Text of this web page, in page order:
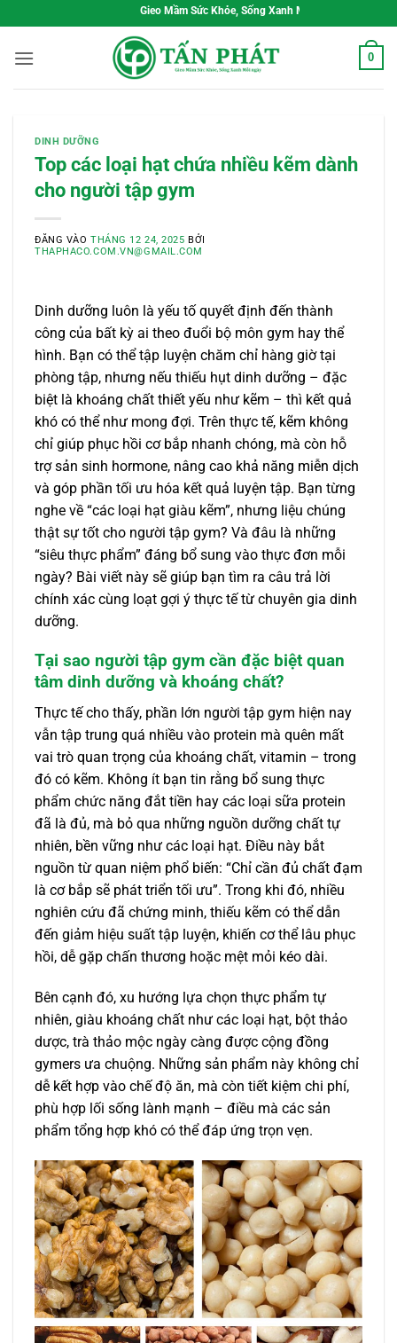
qua
nội
Gieo Mầm Sức Khỏe, Sống Xanh Mỗi Ngày
0
DINH DƯỠNG
Top các loại hạt chứa nhiều kẽm dành
cho người tập gym
ĐĂNG VÀOTHÁNG 12 24, 2025 BỞI
THAPHACO.COM.VN@GMAIL.COM
Dinh dưỡng luôn là yếu tố quyết định đến thành
công của bất kỳ ai theo đuổi bộ môn gym hay thể
hình. Bạn có thể tập luyện chăm chỉ hàng giờ tại
phòng tập, nhưng nếu thiếu hụt dinh dưỡng – đặc
biệt là khoáng chất thiết yếu như kẽm – thì kết quả
khó có thể như mong đợi. Trên thực tế, kẽm không
chỉ giúp phục hồi cơ bắp nhanh chóng, mà còn hỗ
trợ sản sinh hormone, nâng cao khả năng miễn dịch
và góp phần tối ưu hóa kết quả luyện tập. Bạn từng
nghe về “các loại hạt giàu kẽm”, nhưng liệu chúng
thật sự tốt cho người tập gym? Và đâu là những
“siêu thực phẩm” đáng bổ sung vào thực đơn mỗi
ngày? Bài viết này sẽ giúp bạn tìm ra câu trả lời
chính xác cùng loạt gợi ý thực tế từ chuyên gia dinh
dưỡng.
Tại sao người tập gym cần đặc biệt quan
tâm dinh dưỡng và khoáng chất?
Thực tế cho thấy, phần lớn người tập gym hiện nay
vẫn tập trung quá nhiều vào protein mà quên mất
vai trò quan trọng của khoáng chất, vitamin – trong
đó có kẽm. Không ít bạn tin rằng bổ sung thực
phẩm chức năng đắt tiền hay các loại sữa protein
đã là đủ, mà bỏ qua những nguồn dưỡng chất tự
nhiên, bền vững như các loại hạt. Điều này bắt
nguồn từ quan niệm phổ biến: “Chỉ cần đủ chất đạm
là cơ bắp sẽ phát triển tối ưu”. Trong khi đó, nhiều
nghiên cứu đã chứng minh, thiếu kẽm có thể dẫn
đến giảm hiệu suất tập luyện, khiến cơ thể lâu phục
hồi, dễ gặp chấn thương hoặc mệt mỏi kéo dài.
Bên cạnh đó, xu hướng lựa chọn thực phẩm tự
nhiên, giàu khoáng chất như các loại hạt, bột thảo
dược, trà thảo mộc ngày càng được cộng đồng
gymers ưa chuộng. Những sản phẩm này không chỉ
dễ kết hợp vào chế độ ăn, mà còn tiết kiệm chi phí,
phù hợp lối sống lành mạnh – điều mà các sản
phẩm tổng hợp khó có thể đáp ứng trọn vẹn.